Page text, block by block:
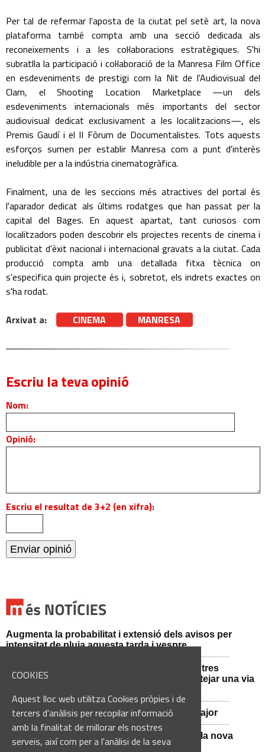
COOKIES
Aquest lloc web utilitza Cookies pròpies i de
tercers d'anàlisis per recopilar informació
amb la finalitat de millorar els nostres
serveis, així com per a l'anàlisi de la seva
Per tal de refermar l'aposta de la ciutat pel setè art, la nova
plataforma també compta amb una secció dedicada als
reconeixements i a les col·laboracions estratègiques. S'hi
subratlla la participació i col·laboració de la Manresa Film Office
en esdeveniments de prestigi com la Nit de l'Audiovisual del
Clam, el Shooting Location Marketplace —un dels
esdeveniments internacionals més importants del sector
audiovisual dedicat exclusivament a les localitzacions—, els
Premis Gaudí i el II Fòrum de Documentalistes. Tots aquests
esforços sumen per establir Manresa com a punt d'interès
ineludible per a la indústria cinematogràfica.
Finalment, una de les seccions més atractives del portal és
l'aparador dedicat als últims rodatges que han passat per la
capital del Bages. En aquest apartat, tant curiosos com
localitzadors poden descobrir els projectes recents de cinema i
publicitat d'èxit nacional i internacional gravats a la ciutat. Cada
producció compta amb una detallada fitxa tècnica on
s'especifica quin projecte és i, sobretot, els indrets exactes on
s'ha rodat.
Arxivat a:
CINEMA MANRESA
Escriu la teva opinió
Nom:
Opinió:
Escriu el resultat de 3+2 (en xifra):
Augmenta la probabilitat i extensió dels avisos per
intensitat de pluja aquesta tarda i vespre
Mossos d'Esquadra i Guàrdia Civil detenen tres
persones i n'investiguen una altra per sabotejar una via
Viladordis es prepara per una nova Festa Major
Sant Vicenç de Castellet inicia les obres de la nova
comissaria de la Policia Local